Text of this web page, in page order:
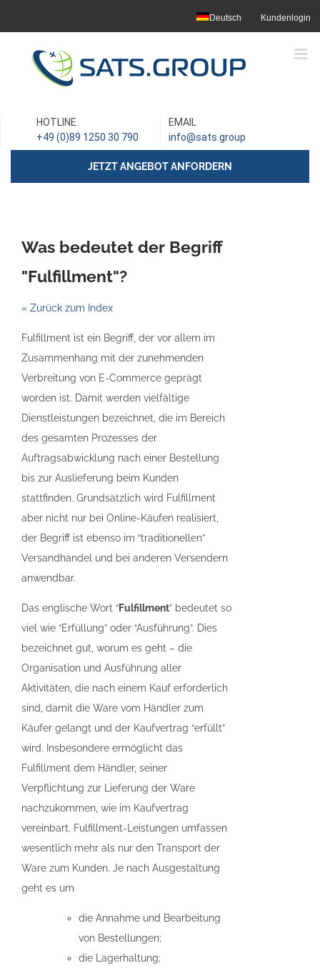
content
Deutsch Kundenlogin
HOTLINE
+49 (0)89 1250 30 790
EMAIL
info@sats.group
JETZT ANGEBOT ANFORDERN
Was bedeutet der Begriff
"Fulfillment"?
« Zurück zum Index
Fulfillment ist ein Begriff, der vor allem im
Zusammenhang mit der zunehmenden
Verbreitung von E-Commerce geprägt
worden ist. Damit werden vielfältige
Dienstleistungen bezeichnet, die im Bereich
des gesamten Prozesses der
Auftragsabwicklung nach einer Bestellung
bis zur Auslieferung beim Kunden
stattfinden. Grundsätzlich wird Fulfillment
aber nicht nur bei Online-Käufen realisiert,
der Begriff ist ebenso im “traditionellen”
Versandhandel und bei anderen Versendern
anwendbar.
Das englische Wort “Fulfillment” bedeutet so
viel wie “Erfüllung” oder “Ausführung”. Dies
bezeichnet gut, worum es geht – die
Organisation und Ausführung aller
Aktivitäten, die nach einem Kauf erforderlich
sind, damit die Ware vom Händler zum
Käufer gelangt und der Kaufvertrag “erfüllt”
wird. Insbesondere ermöglicht das
Fulfillment dem Händler, seiner
Verpflichtung zur Lieferung der Ware
nachzukommen, wie im Kaufvertrag
vereinbart. Fulfillment-Leistungen umfassen
wesentlich mehr als nur den Transport der
Ware zum Kunden. Je nach Ausgestaltung
geht es um
die Annahme und Bearbeitung
von Bestellungen;
die Lagerhaltung;